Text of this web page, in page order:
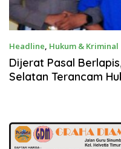
Headline, Hukum & Kriminal
Dijerat Pasal
Selatan Terancam